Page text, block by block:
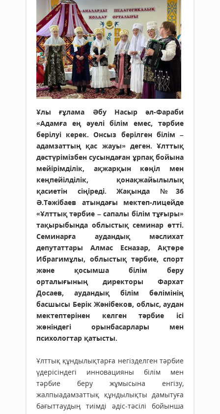
Ұлы ғұлама Әбу Насыр әл-Фараби
«Адамға ең әуелі білім емес, тәрбие
берілуі керек. Онсыз берілген білім –
адамзаттың қас жауы» деген. Ұлттық
дәстүрімізбен сусындаған ұрпақ бойына
мейірімділік, ақжарқын көңіл мен
кеңпейілділік, қонақжайылылық
қасиетін сіңіреді. Жақында №36
Ә.Тәжібаев атындағы мектеп-лицейде
«Ұлттық тәрбие – сапалы білім тұғыры»
тақырыбында облыстық семинар өтті.
Семинарға аудандық мәслихат
депутаттары Алмас Есназар, Ақтөре
Ибрагимұлы, облыстық тәрбие, спорт
және қосымша білім беру
орталығының директоры Фархат
Досаев, аудандық білім бөлімінің
басшысы Берік Жәнібеков, облыс, аудан
мектептерінен келген тәрбие ісі
жөніндегі орынбасарлары мен
психологтар қатысты.
Ұлттық құндылықтарға негізделген тәрбие
үдерісіндегі инновацияны білім мен
тәрбие беру жұмысына енгізу,
жалпыадамзаттық құнды­лықты дамытуға
бағыттаудың тиімді әдіс-тәсілі бойынша